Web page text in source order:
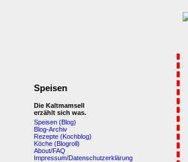
Speisen
Die Kaltmamsell
erzählt sich was.
Speisen (Blog)
Blog-Archiv
Rezepte (Kochblog)
Köche (Blogroll)
About/FAQ
Impressum/Datenschutzerklärung